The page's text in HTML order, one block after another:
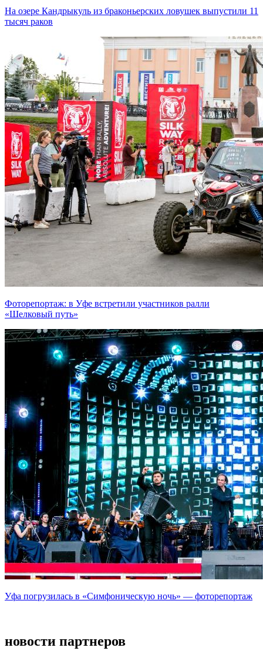
На озере Кандрыкуль из браконьерских ловушек выпустили 11
тысяч раков
Фоторепортаж: в Уфе встретили участников ралли
«Шелковый путь»
Уфа погрузилась в «Симфоническую ночь» — фоторепортаж
новости партнеров